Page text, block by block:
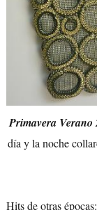
Primavera Verano
día y la noche
Hits de otras épocas: